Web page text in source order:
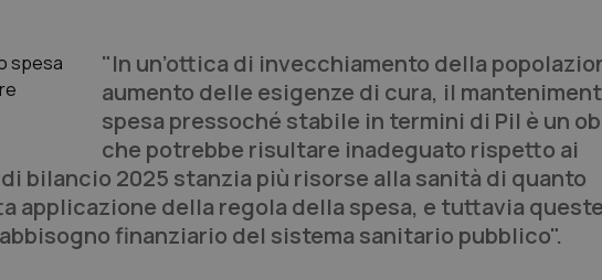
"In un’ottica di invecchiamento della
aumento delle esigenze di cura, il
spesa pressoché stabile in termini di Pil è un
che potrebbe risultare inadeguato rispetto ai
bilancio 2025 stanzia più risorse alla sanità di quanto
applicazione della regola della spesa, e tuttavia queste
finanziario del sistema sanitario pubblico".